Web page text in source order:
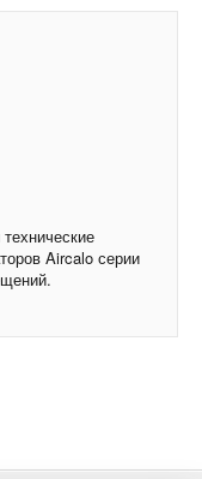
Aircalo серии